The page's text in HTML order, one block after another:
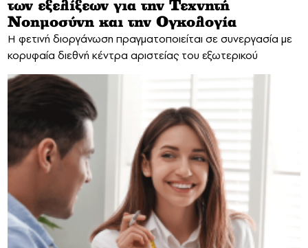
των εξελίξεων για την Τεχνητή
Νοημοσύνη και την Ογκολογία
Η φετινή διοργάνωση πραγματοποιείται σε συνεργασία με
κορυφαία διεθνή κέντρα αριστείας του εξωτερικού